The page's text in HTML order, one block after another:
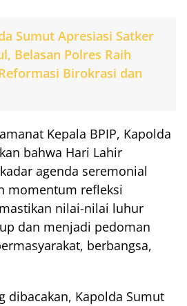
Sumut Apresiasi Satker
Belasan Polres Raih
Birokrasi dan
Kepala BPIP, Kapolda
bahwa Hari Lahir
agenda seremonial
momentum refleksi
nilai-nilai luhur
dan menjadi pedoman
berbangsa,
dibacakan, Kapolda Sumut